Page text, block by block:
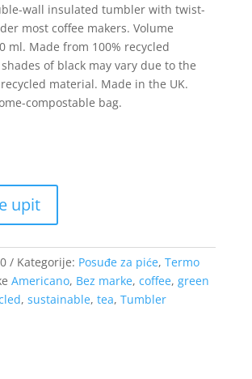
wall insulated tumbler with twist-
most coffee makers. Volume
ml. Made from 100% recycled
of black may vary due to the
material. Made in the UK.
compostable bag.
Kategorije: Posuđe za piće, Termo
Americano, Bez marke, coffee, green
, sustainable, tea, Tumbler